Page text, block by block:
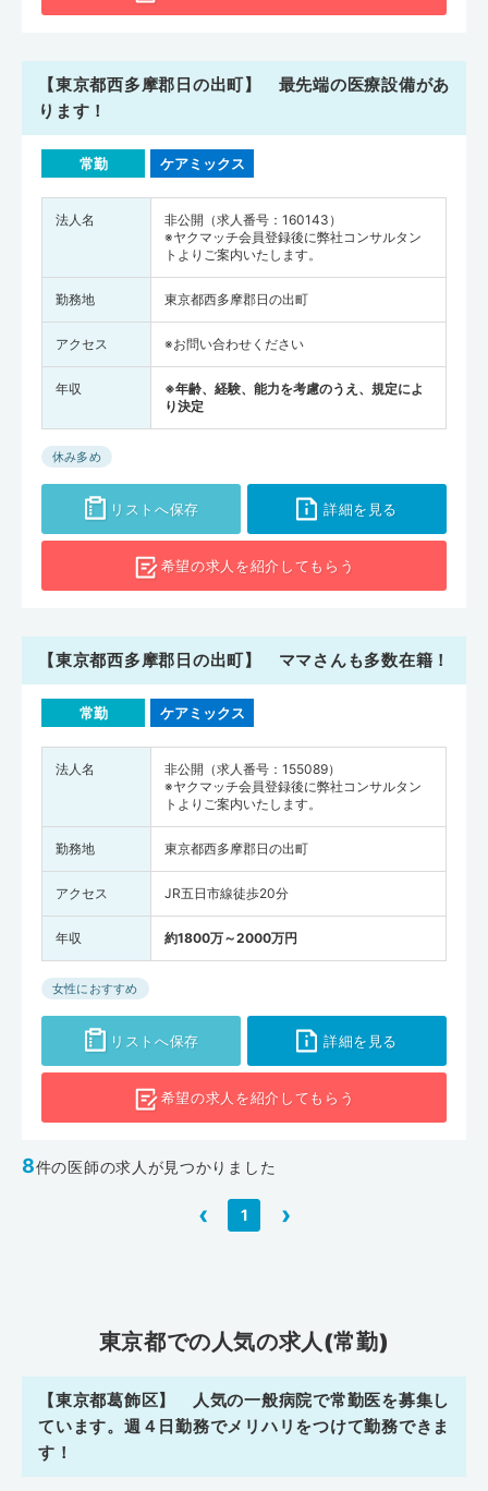
【東京都西多摩郡日の出町】 最先端の医療設備があ
ります！
常勤 ケアミックス
法人名
非公開（求人番号：160143）
※ヤクマッチ会員登録後に弊社コンサルタン
トよりご案内いたします。
勤務地 東京都西多摩郡日の出町
アクセス ※お問い合わせください
年収
※年齢、経験、能力を考慮のうえ、規定によ
り決定
休み多め
リストへ保存 詳細を見る
希望の求人を紹介してもらう
【東京都西多摩郡日の出町】 ママさんも多数在籍！
常勤 ケアミックス
法人名
非公開（求人番号：155089）
※ヤクマッチ会員登録後に弊社コンサルタン
トよりご案内いたします。
勤務地 東京都西多摩郡日の出町
アクセス JR五日市線徒歩20分
年収 約1800万～2000万円
女性におすすめ
リストへ保存 詳細を見る
希望の求人を紹介してもらう
8件の医師の求人が見つかりました
‹ 1 ›
東京都での人気の求人(常勤)
【東京都葛飾区】 人気の一般病院で常勤医を募集し
ています。週４日勤務でメリハリをつけて勤務できま
す！